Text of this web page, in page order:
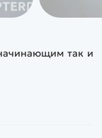
так и